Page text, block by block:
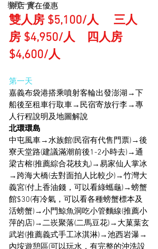
撒野一家
旅店 實在優惠
雙人房 $5,100/人     三人
房 $4,950/人    四人房
$4,600/人
第一天
嘉義布袋港搭乘噴射客輪出發澎湖→下
船後至租車行取車→民宿寄放行李→專
人行程說明及地圖解說
北環環島
中屯風車→水族館(民宿有代售門票)→後
寮天堂路(建議滿潮前後1-2小時去)→通
梁古榕(推薦綜合花枝丸)→易家仙人掌冰
→跨海大橋(去對面拍人比較少)→竹灣大
義宮(付上香油錢，可以看綠蠵龜)→螃蟹
館$30(有冷氣，可以看各種螃蟹標本及
活螃蟹)→小門鯨魚洞吃小管麵線(推薦小
萍的店)→二崁聚落(二馬豆花)→大菓葉玄
武岩(推薦義式手工冰淇淋)→池西岩瀑→
內垵遊憩區(可以玩水，有完整的沖洗設